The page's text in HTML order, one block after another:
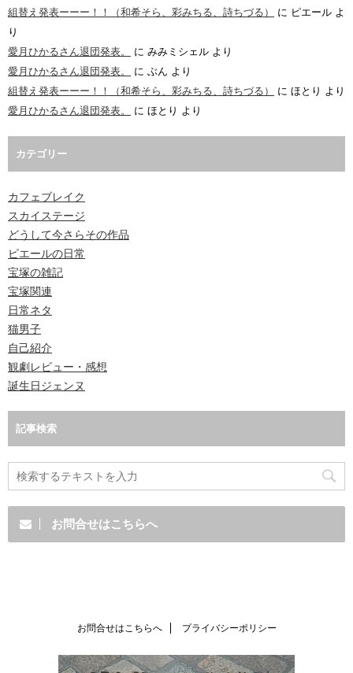
組替え発表ーーー！！（和希そら、彩みちる、詩ちづる）
に ピエール よ
り
愛月ひかるさん退団発表。
に みみミシェル より
愛月ひかるさん退団発表。
に ぶん より
組替え発表ーーー！！（和希そら、彩みちる、詩ちづる）
に ほとり より
愛月ひかるさん退団発表。
に ほとり より
カテゴリー
カフェブレイク
スカイステージ
どうして今さらその作品
ピエールの日常
宝塚の雑記
宝塚関連
日常ネタ
猫男子
自己紹介
観劇レビュー・感想
誕生日ジェンヌ
記事検索
お問合せはこちらへ
お問合せはこちらへ プライバシーポリシー